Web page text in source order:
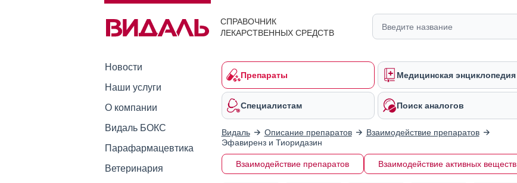
СПРАВОЧНИК
ЛЕКАРСТВЕННЫХ СРЕДСТВ
Новости
Наши услуги
О компании
Видаль БОКС
Парафармацевтика
Ветеринария
Препараты Медицинская энциклопедия
Специалистам Поиск аналогов
Видаль Описание препаратов
Взаимодействие препаратов
Эфавиренз и Тиоридазин
Взаимодействие препаратов Взаимодействие активных веществ